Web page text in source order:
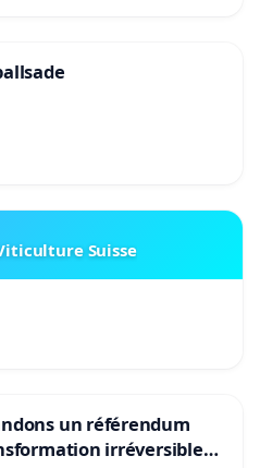
Suisse
un référendum
irréversible